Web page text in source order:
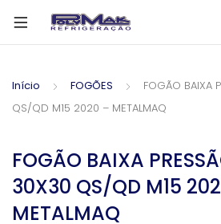
Início FOGÕES
FOGÃO BAIXA
QS/QD M15 2020 – METALMAQ
FOGÃO BAIXA
30X30 QS/QD M15
METALMAQ